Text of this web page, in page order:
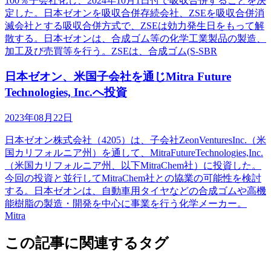
定した。日本ゼオンを吸収合併存続会社、ZSEを吸収合併消
滅会社とする吸収合併方式で、ZSEは効力発生日をもって解
散する。日本ゼオンは、合成ゴム等の化学工業製品の製造、
加工及び売買等を行う。ZSEは、合成ゴム(S-SBR
日本ゼオン、米国子会社を通じMitra Future
Technologies, Inc.へ投資
2023年08月22日
日本ゼオン株式会社（4205）は、子会社ZeonVenturesInc.（米
国カリフォルニア州）を通して、MitraFutureTechnologies,Inc.
（米国カリフォルニア州、以下MitraChem社）に投資した。
今回の投資と並行してMitraChem社との協業の可能性を検討
する。日本ゼオンは、自動車用タイヤなどの合成ゴムや高機
能樹脂の製造・開発を中心に事業を行う化学メーカー。
Mitra
この記事に関連するタグ